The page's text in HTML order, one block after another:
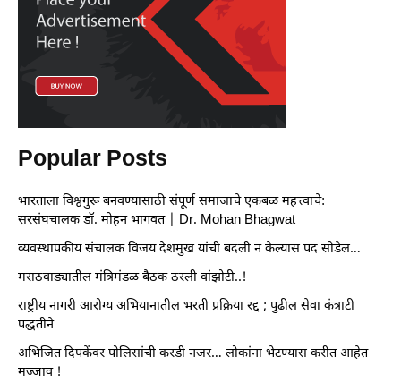
Popular Posts
भारताला विश्वगुरू बनवण्यासाठी संपूर्ण समाजाचे एकबळ महत्त्वाचे:
सरसंघचालक डॉ. मोहन भागवत | Dr. Mohan Bhagwat
व्यवस्थापकीय संचालक विजय देशमुख यांची बदली न केल्यास पद सोडेल…
मराठवाड्यातील मंत्रिमंडळ बैठक ठरली वांझोटी..!
राष्ट्रीय नागरी आरोग्य अभियानातील भरती प्रक्रिया रद्द ; पुढील सेवा कंत्राटी
पद्धतीने
अभिजित दिपकेंवर पोलिसांची करडी नजर… लोकांना भेटण्यास करीत आहेत
मज्जाव !